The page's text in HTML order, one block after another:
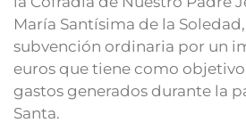
María Santísima de la
subvención ordinaria por un
euros que tiene como
gastos generados durante la
Santa.